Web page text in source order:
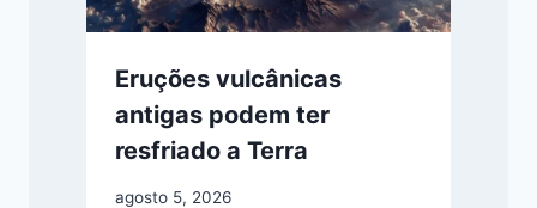
Eruções vulcânicas
antigas podem ter
resfriado a Terra
agosto 5, 2026